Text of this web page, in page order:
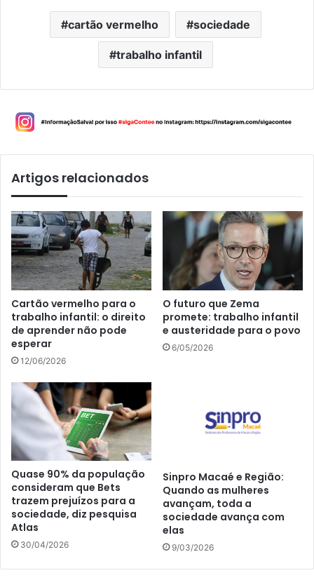
cartão vermelho sociedade
trabalho infantil
Artigos relacionados
Cartão vermelho para o
trabalho infantil: o direito
de aprender não pode
esperar
12/06/2026
O futuro que Zema
promete: trabalho infantil
e austeridade para o povo
6/05/2026
Quase 90% da população
consideram que Bets
trazem prejuízos para a
sociedade, diz pesquisa
Atlas
30/04/2026
Sinpro Macaé e Região:
Quando as mulheres
avançam, toda a
sociedade avança com
elas
9/03/2026